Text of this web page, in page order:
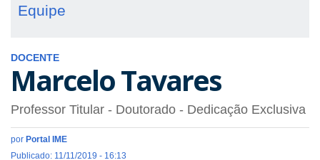
Equipe
DOCENTE
Marcelo Tavares
Professor Titular - Doutorado - Dedicação Exclusiva
por Portal IME
Publicado: 11/11/2019 - 16:13